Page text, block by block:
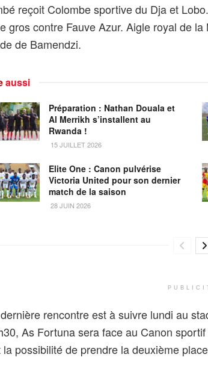
reçoit Colombe sportive du Dja et
gros contre Fauve Azur. Aigle royal de
de Bamendzi.
aussi
Préparation : Nathan Douala et
Al Merrikh s’installent au
Rwanda !
15 JUILLET 2026
Elite One : Canon pulvérise
Victoria United pour son dernier
match de la saison
28 JUIN 2026
rencontre est à suivre lundi au
As Fortuna sera face au Canon
la possibilité de prendre la deuxième